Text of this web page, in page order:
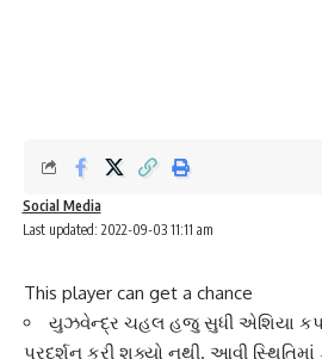
Last updated: 2022-09-03 11:11 am
Social Media
This player can get a chance
યુઝવેન્દ્ર ચહલ હજુ સુધી એશિયા
પ્રદર્શન કરી શક્યો નથી. આવી સ્થિતિમાં